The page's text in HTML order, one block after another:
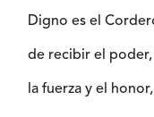
Digno es el
de recibir el poder,
la fuerza y el